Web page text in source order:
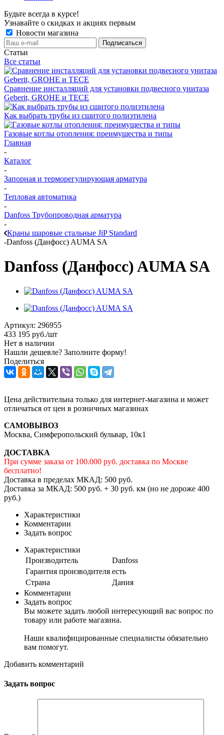
Будьте всегда в курсе!
Узнавайте о скидках и акциях первым
Новости магазина
Статьи
Все статьи
Сравнение инсталляций для установки подвесного унитаза
Geberit, GROHE и TECE
Как выбрать трубы из сшитого полиэтилена
Газовые котлы отопления: преимущества и типы
Главная
-
Каталог
-
Запорная и терморегулирующая арматура
-
Тепловая автоматика
-
Danfoss Трубопроводная арматура
-
Краны шаровые стальные JiP Standard
-Danfoss (Данфосс) AUMA SA
Danfoss (Данфосс) AUMA SA
Артикул: 296955
433 195 руб./шт
Нет в наличии
Нашли дешевле? Заполните форму!
Поделиться
Цена действительна только для интернет-магазина и может
отличаться от цен в розничных магазинах
САМОВЫВОЗ
Москва, Симферопольский бульвар, 10к1
ДОСТАВКА
При сумме заказа от 100.000 руб. доставка по Москве
бесплатно!
Доставка в пределах МКАД: 500 руб.
Доставка за МКАД: 500 руб. + 30 руб. км (но не дороже 400
руб.)
Характеристики
Комментарии
Задать вопрос
Характеристики
Производитель
Danfoss
Гарантия производителя есть
Страна
Дания
Комментарии
Задать вопрос
Вы можете задать любой интересующий вас вопрос по
товару или работе магазина.
Наши квалифицированные специалисты обязательно
вам помогут.
Добавить комментарий
Задать вопрос